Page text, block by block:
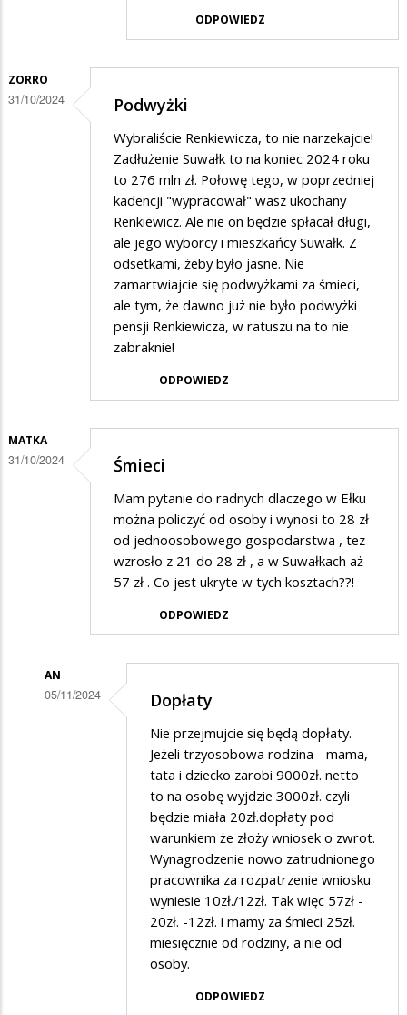
odpowiedzi
na
ODPOWIEDZ
ZORRO
31/10/2024 Podwyżki
Wybraliście Renkiewicza, to nie narzekajcie!
Zadłużenie Suwałk to na koniec 2024 roku
to 276 mln zł. Połowę tego, w poprzedniej
kadencji "wypracował" wasz ukochany
Renkiewicz. Ale nie on będzie spłacał długi,
ale jego wyborcy i mieszkańcy Suwałk. Z
odsetkami, żeby było jasne. Nie
zamartwiajcie się podwyżkami za śmieci,
ale tym, że dawno już nie było podwyżki
pensji Renkiewicza, w ratuszu na to nie
zabraknie!
ODPOWIEDZ
MATKA
31/10/2024 Śmieci
Mam pytanie do radnych dlaczego w Ełku
można policzyć od osoby i wynosi to 28 zł
od jednoosobowego gospodarstwa , tez
wzrosło z 21 do 28 zł , a w Suwałkach aż
57 zł . Co jest ukryte w tych kosztach??!
ODPOWIEDZ
AN
05/11/2024 Dopłaty
Nie przejmujcie się będą dopłaty.
Jeżeli trzyosobowa rodzina - mama,
tata i dziecko zarobi 9000zł. netto
to na osobę wyjdzie 3000zł. czyli
będzie miała 20zł.dopłaty pod
warunkiem że złoży wniosek o zwrot.
Wynagrodzenie nowo zatrudnionego
pracownika za rozpatrzenie wniosku
wyniesie 10zł./12zł. Tak więc 57zł -
20zł. -12zł. i mamy za śmieci 25zł.
miesięcznie od rodziny, a nie od
osoby.
ODPOWIEDZ